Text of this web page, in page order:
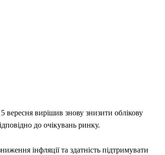
вирішив знову знизити облікову
до очікувань ринку.
інфляції та здатність підтримувати